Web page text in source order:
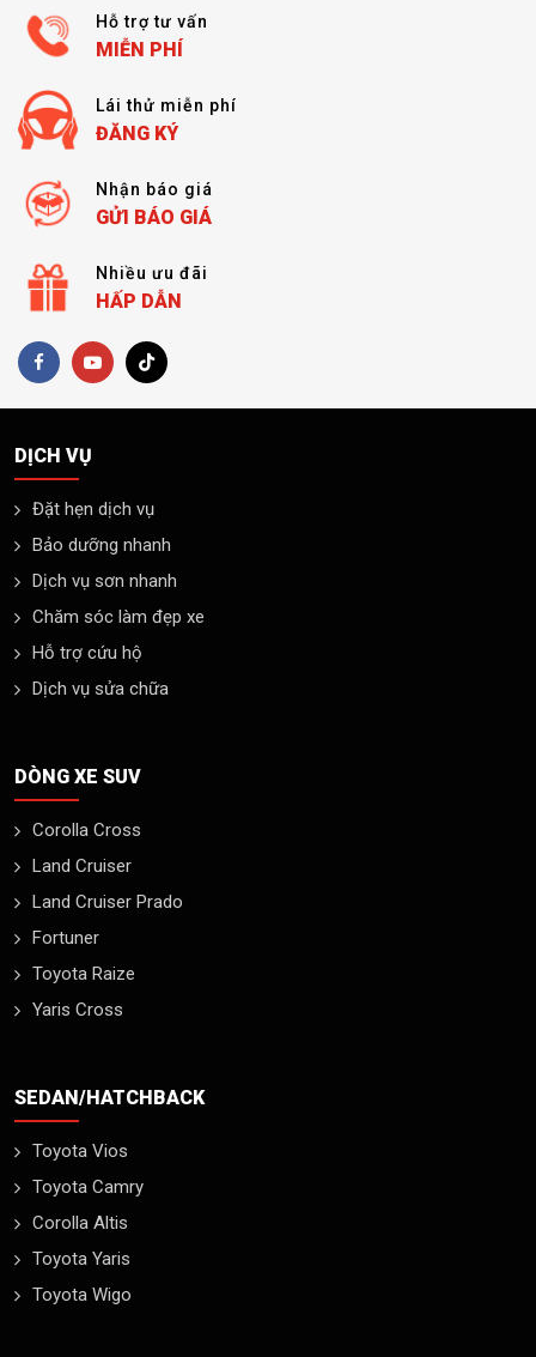
Hỗ trợ tư vấn
MIỄN PHÍ
Lái thử miễn phí
ĐĂNG KÝ
Nhận báo giá
GỬI BÁO GIÁ
Nhiều ưu đãi
HẤP DẪN
DỊCH VỤ
Đặt hẹn dịch vụ
Bảo dưỡng nhanh
Dịch vụ sơn nhanh
Chăm sóc làm đẹp xe
Hỗ trợ cứu hộ
Dịch vụ sửa chữa
DÒNG XE SUV
Corolla Cross
Land Cruiser
Land Cruiser Prado
Fortuner
Toyota Raize
Yaris Cross
SEDAN/HATCHBACK
Toyota Vios
Toyota Camry
Corolla Altis
Toyota Yaris
Toyota Wigo